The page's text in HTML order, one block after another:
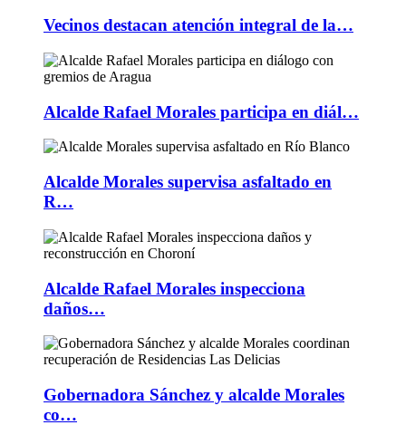
Vecinos destacan atención integral de la…
Alcalde Rafael Morales participa en diál…
Alcalde Morales supervisa asfaltado en
R…
Alcalde Rafael Morales inspecciona
daños…
Gobernadora Sánchez y alcalde Morales
co…